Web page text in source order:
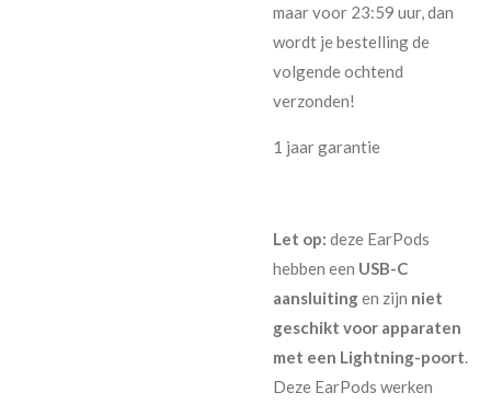
maar voor 23:59 uur, dan
wordt je bestelling de
volgende ochtend
verzonden!
1 jaar garantie
Let op: deze EarPods
hebben een USB-C
aansluitingen zijn niet
geschikt voor apparaten
met een Lightning-poort.
Deze EarPods werken